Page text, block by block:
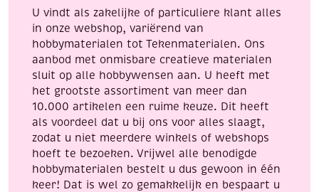
konijn (oren van papier)
sneeuwpop (3 bekers op elkaar)
pinguïn of uil
aantal
U vindt als zakelijke of particuliere klant alles
in onze webshop, variërend van
hobbymaterialen tot Tekenmaterialen. Ons
aanbod met onmisbare creatieve materialen
sluit op alle hobbywensen aan. U heeft met
het grootste assortiment van meer dan
10.000 artikelen een ruime keuze. Dit heeft
als voordeel dat u bij ons voor alles slaagt,
zodat u niet meerdere winkels of webshops
hoeft te bezoeken. Vrijwel alle benodigde
hobbymaterialen bestelt u dus gewoon in één
keer! Dat is wel zo gemakkelijk en bespaart u